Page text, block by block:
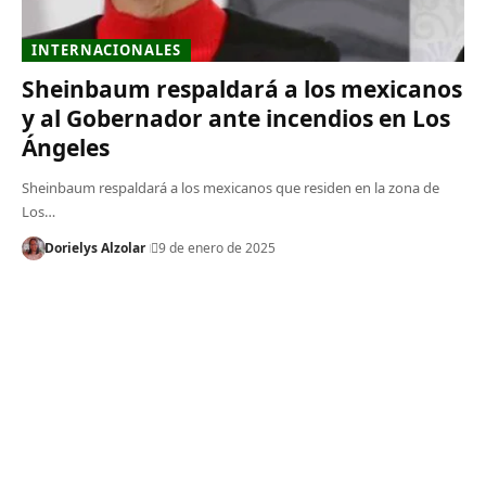
INTERNACIONALES
Sheinbaum respaldará a los mexicanos
y al Gobernador ante incendios en Los
Ángeles
Sheinbaum respaldará a los mexicanos que residen en la zona de
Los…
Dorielys Alzolar 9 de enero de 2025